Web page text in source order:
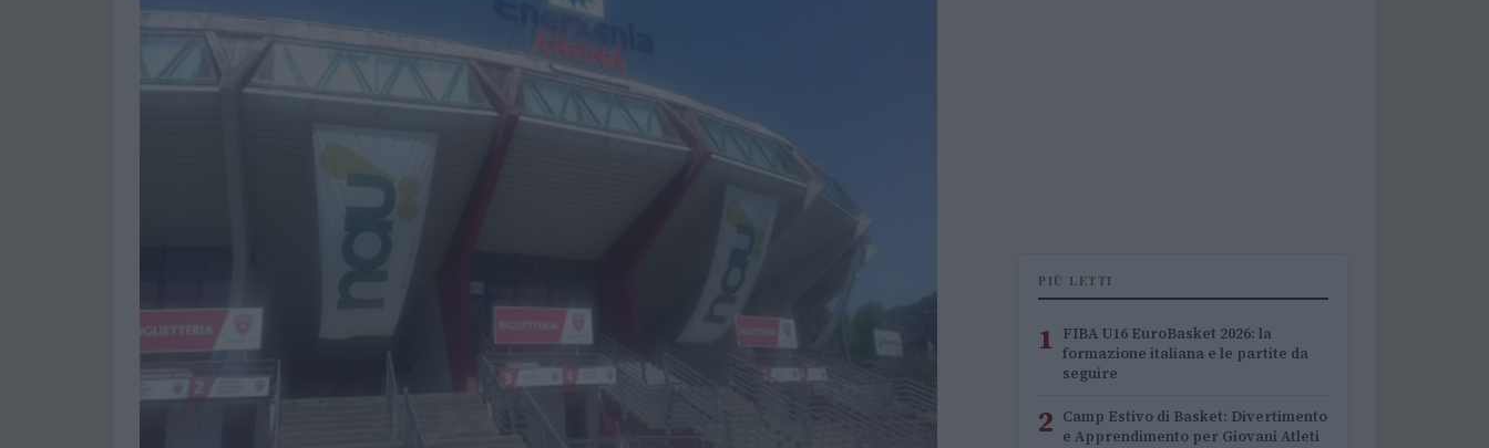
PIÙ LETTI
1 FIBA U16 EuroBasket 2026: la
formazione italiana e le partite da
seguire
2 Camp Estivo di Basket: Divertimento
e Apprendimento per Giovani Atleti